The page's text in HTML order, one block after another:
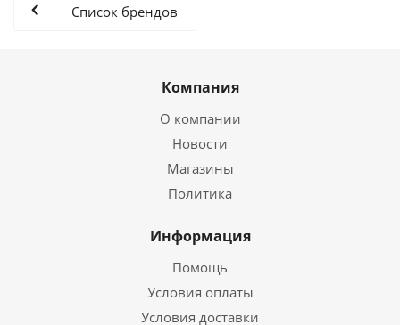
Список брендов
Компания
О компании
Новости
Магазины
Политика
Информация
Помощь
Условия оплаты
Условия доставки